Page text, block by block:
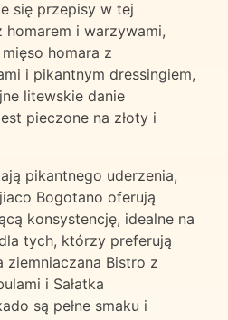
się przepisy w tej
homarem i warzywami,
homara z
i pikantnym dressingiem,
litewskie danie
pieczone na złoty i
pikantnego uderzenia,
Bogotano oferują
konsystencję, idealne na
tych, którzy preferują
ziemniaczana Bistro z
i Sałatka
są pełne smaku i